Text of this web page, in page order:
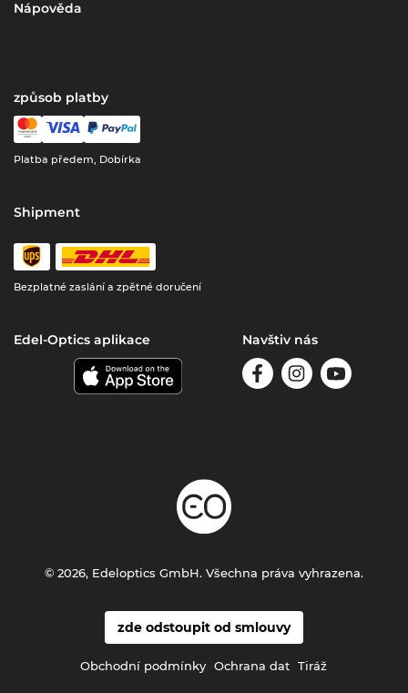
Nápověda
způsob platby
Platba předem, Dobírka
Shipment
Bezplatné zaslání a zpětné doručení
Edel-Optics aplikace Navštiv nás
zde odstoupit od smlouvy
Obchodní podmínky Ochrana dat Tiráž
© 2026, Edeloptics GmbH. Všechna práva vyhrazena.